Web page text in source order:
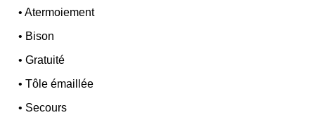
•Atermoiement
• Bison
•Gratuité
•Tôle émaillée
• Secours